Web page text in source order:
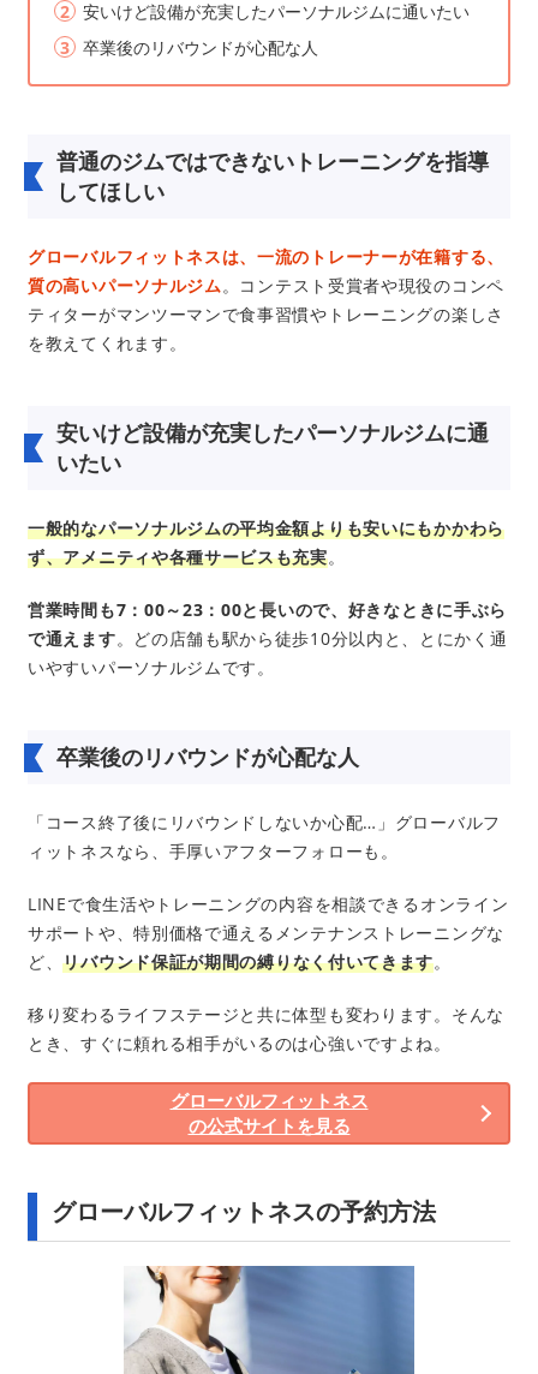
安いけど設備が充実したパーソナルジムに通いたい
卒業後のリバウンドが心配な人
普通のジムではできないトレーニングを指導
してほしい
グローバルフィットネスは、一流のトレーナーが在籍する、
質の高いパーソナルジム。コンテスト受賞者や現役のコンペ
ティターがマンツーマンで食事習慣やトレーニングの楽しさ
を教えてくれます。
安いけど設備が充実したパーソナルジムに通
いたい
一般的なパーソナルジムの平均金額よりも安いにもかかわら
ず、アメニティや各種サービスも充実。
営業時間も7：00～23：00と長いので、好きなときに手ぶら
で通えます。どの店舗も駅から徒歩10分以内と、とにかく通
いやすいパーソナルジムです。
卒業後のリバウンドが心配な人
「コース終了後にリバウンドしないか心配…」グローバルフ
ィットネスなら、手厚いアフターフォローも。
LINEで食生活やトレーニングの内容を相談できるオンライン
サポートや、特別価格で通えるメンテナンストレーニングな
ど、リバウンド保証が期間の縛りなく付いてきます。
移り変わるライフステージと共に体型も変わります。そんな
とき、すぐに頼れる相手がいるのは心強いですよね。
グローバルフィットネス
の公式サイトを見る
グローバルフィットネスの予約方法